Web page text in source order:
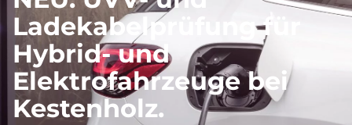
Ladekabelprüfung für
Hybrid- und
Elektrofahrzeuge bei
Kestenholz.